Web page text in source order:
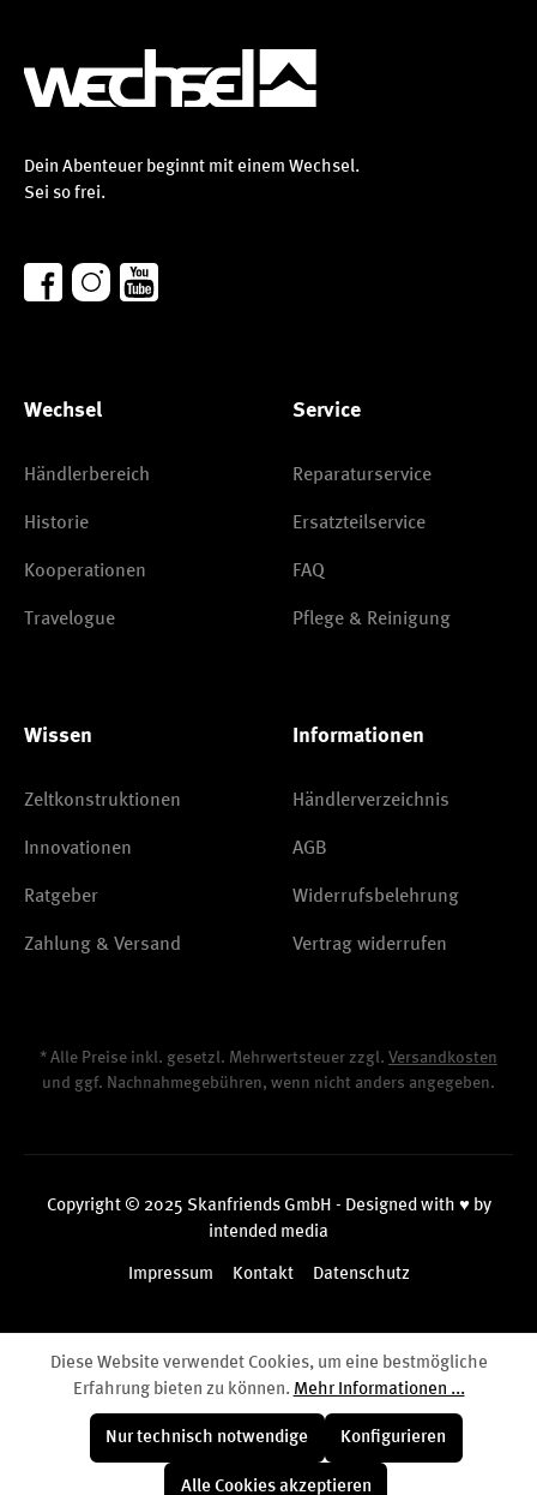
Dein Abenteuer beginnt mit einem Wechsel.
Sei so frei.
Wechsel
Händlerbereich
Historie
Kooperationen
Travelogue
Service
Reparaturservice
Ersatzteilservice
FAQ
Pflege & Reinigung
Wissen
Zeltkonstruktionen
Innovationen
Ratgeber
Zahlung & Versand
Informationen
Händlerverzeichnis
AGB
Widerrufsbelehrung
Vertrag widerrufen
* Alle Preise inkl. gesetzl. Mehrwertsteuer zzgl. Versandkosten
und ggf. Nachnahmegebühren, wenn nicht anders angegeben.
Copyright © 2025 Skanfriends GmbH - Designed with ♥ by
intended media
Impressum Kontakt Datenschutz
Diese Website verwendet Cookies, um eine bestmögliche
Erfahrung bieten zu können. Mehr Informationen ...
Nur technisch notwendige Konfigurieren
Alle Cookies akzeptieren